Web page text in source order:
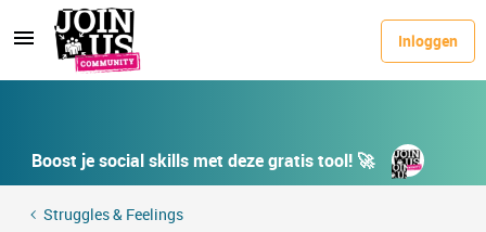
Inloggen
Boost je social skills met deze gratis tool! 🚀
Struggles & Feelings